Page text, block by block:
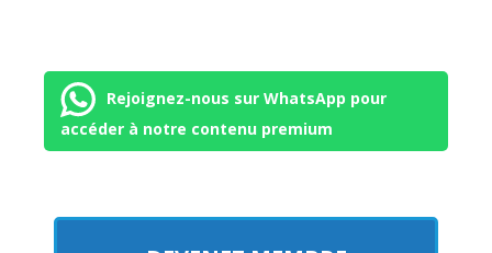
Rejoignez-nous sur WhatsApp pour
accéder à notre contenu premium